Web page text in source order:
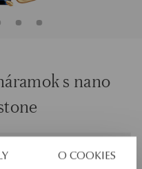
O COOKIES
s nano